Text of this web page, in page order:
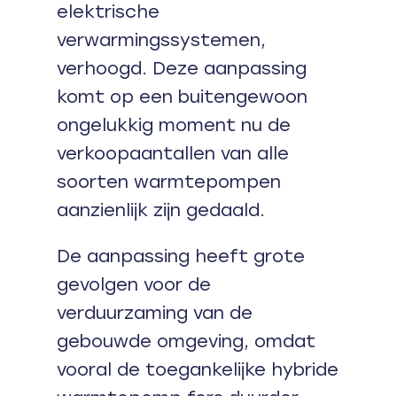
elektrische
verwarmingssystemen,
verhoogd. Deze aanpassing
komt op een buitengewoon
ongelukkig moment nu de
verkoopaantallen van alle
soorten warmtepompen
aanzienlijk zijn gedaald.
De aanpassing heeft grote
gevolgen voor de
verduurzaming van de
gebouwde omgeving, omdat
vooral de toegankelijke hybride